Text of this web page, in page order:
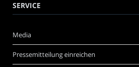
SERVICE
Media
Pressemitteilung einreichen